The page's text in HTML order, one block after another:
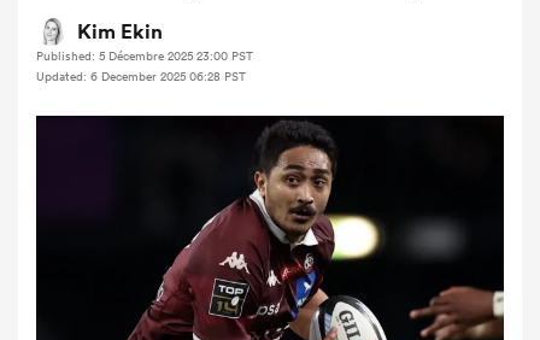
Kim Ekin
Published: 5 Décembre 2025 23:00 PST
Updated: 6 December 2025 06:28 PST